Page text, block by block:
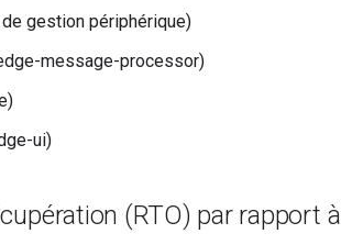
gestion périphérique)
message-processor)
ui)
(RTO) par rapport